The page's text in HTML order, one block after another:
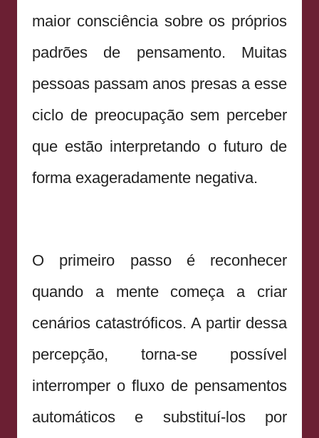
maior consciência sobre os próprios
padrões de pensamento. Muitas
pessoas passam anos presas a esse
ciclo de preocupação sem perceber
que estão interpretando o futuro de
forma exageradamente negativa.
O primeiro passo é reconhecer
quando a mente começa a criar
cenários catastróficos. A partir dessa
percepção, torna-se possível
interromper o fluxo de pensamentos
automáticos e substituí-los por